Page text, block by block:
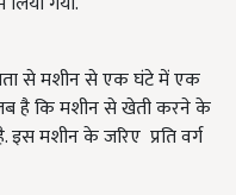
से मशीन से एक घंटे में एक
है कि मशीन से खेती करने के
इस मशीन के जरिए प्रति वर्ग